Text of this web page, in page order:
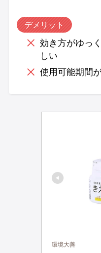
デメリット
効き方がゆっ
しい
使用可能期間
環境大善